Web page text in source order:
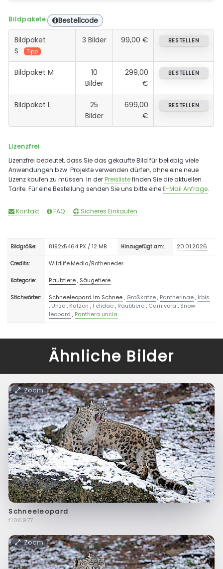
Bildpakete: Bestellcode
Bildpaket
S
Tipp
3 Bilder 99,00 € BESTELLEN
Bildpaket M
10
Bilder
299,00
€
BESTELLEN
Bildpaket L
25
Bilder
699,00
€
BESTELLEN
Lizenzfrei
Lizenzfrei bedeutet, dass Sie das gekaufte Bild für beliebig viele
Anwendungen bzw. Projekte verwenden dürfen, ohne eine neue
Lizenz kaufen zu müssen. In derPreislistefinden Sie die aktuellen
Tarife. Für eine Bestellung senden Sie uns bitte eineE-Mail Anfrage.
Kontakt FAQ Sicheres Einkaufen
Bildgröße: 8192x5464 PX / 12 MB Hinzugefügt am: 20.01.2026
Credits: Wildlife.Media/Rotheneder
Kategorie: Raubtiere, Säugetiere
Stichwörter: Schneeleopard im Schnee, Großkatze, Pantherinae, Irbis
, Unze, Katzen , Felidae, Raubtiere, Carnivora , Snow
leopard , Panthera uncia
Ähnliche Bilder
Zoom
Schneeleopard
f106977
Zoom